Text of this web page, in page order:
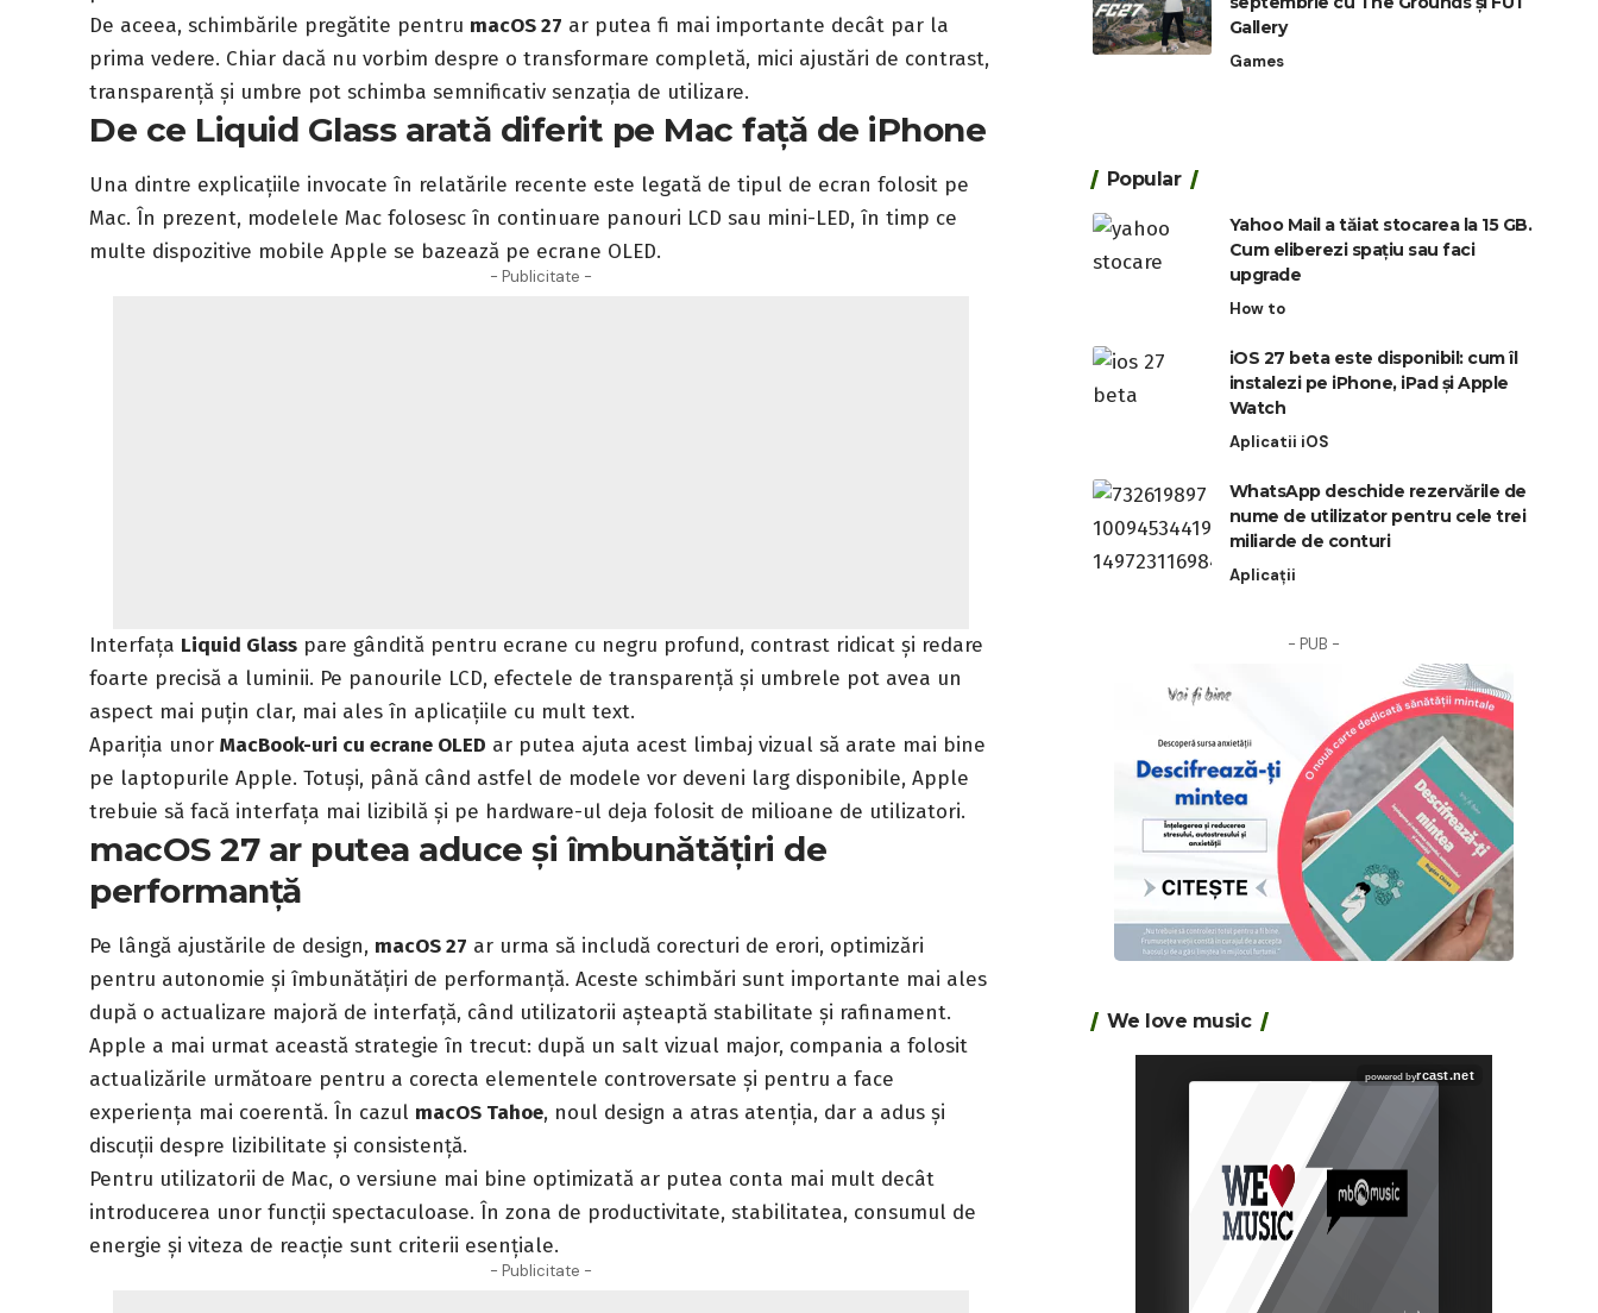
De aceea, schimbările pregătite pentru macOS 27 ar putea fi mai importante decât par la
prima vedere. Chiar dacă nu vorbim despre o transformare completă, mici ajustări de contrast,
transparență și umbre pot schimba semnificativ senzația de utilizare.
De ce Liquid Glass arată diferit pe Mac față de iPhone
Una dintre explicațiile invocate în relatările recente este legată de tipul de ecran folosit pe
Mac. În prezent, modelele Mac folosesc în continuare panouri LCD sau mini-LED, în timp ce
multe dispozitive mobile Apple se bazează pe ecrane OLED.
- Publicitate -
Interfața Liquid Glass pare gândită pentru ecrane cu negru profund, contrast ridicat și redare
foarte precisă a luminii. Pe panourile LCD, efectele de transparență și umbrele pot avea un
aspect mai puțin clar, mai ales în aplicațiile cu mult text.
Apariția unorMacBook-uri cu ecrane OLED ar putea ajuta acest limbaj vizual să arate mai bine
pe laptopurile Apple. Totuși, până când astfel de modele vor deveni larg disponibile, Apple
trebuie să facă interfața mai lizibilă și pe hardware-ul deja folosit de milioane de utilizatori.
macOS 27 ar putea aduce și îmbunătățiri de
performanță
Pe lângă ajustările de design, macOS 27 ar urma să includă corecturi de erori, optimizări
pentru autonomie și îmbunătățiri de performanță. Aceste schimbări sunt importante mai ales
după o actualizare majoră de interfață, când utilizatorii așteaptă stabilitate și rafinament.
Apple a mai urmat această strategie în trecut: după un salt vizual major, compania a folosit
actualizările următoare pentru a corecta elementele controversate și pentru a face
experiența mai coerentă. În cazul macOS Tahoe, noul design a atras atenția, dar a adus și
discuții despre lizibilitate și consistență.
Pentru utilizatorii de Mac, o versiune mai bine optimizată ar putea conta mai mult decât
introducerea unor funcții spectaculoase. În zona de productivitate, stabilitatea, consumul de
energie și viteza de reacție sunt criterii esențiale.
- Publicitate -
Gallery
Games
Popular
Yahoo Mail a tăiat stocarea la 15 GB.
Cum eliberezi spațiu sau faci
upgrade
How to
iOS 27 beta este disponibil: cum îl
instalezi pe iPhone, iPad și Apple
Watch
Aplicatii iOS
WhatsApp deschide rezervările de
nume de utilizator pentru cele trei
miliarde de conturi
Aplicații
- PUB -
We love music